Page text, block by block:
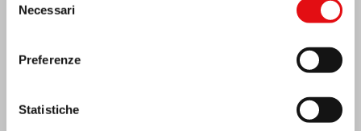
delNecessari
Preferenze
Statistiche